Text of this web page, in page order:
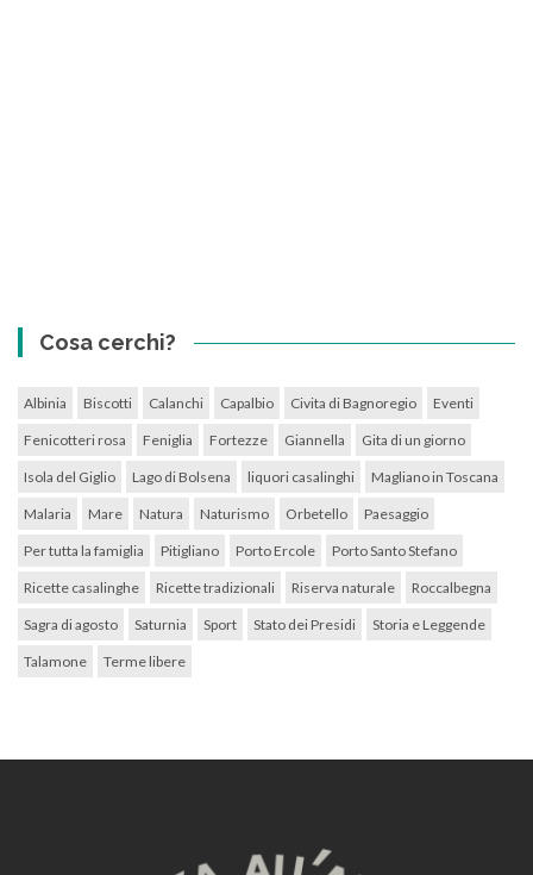
Cosa cerchi?
Albinia Biscotti Calanchi Capalbio Civita di Bagnoregio Eventi
Fenicotteri rosa Feniglia Fortezze Giannella Gita di un giorno
Isola del Giglio Lago di Bolsena liquori casalinghi Magliano in Toscana
Malaria Mare Natura Naturismo Orbetello Paesaggio
Per tutta la famiglia Pitigliano Porto Ercole Porto Santo Stefano
Ricette casalinghe Ricette tradizionali Riserva naturale Roccalbegna
Sagra di agosto Saturnia Sport Stato dei Presidi Storia e Leggende
Talamone Terme libere